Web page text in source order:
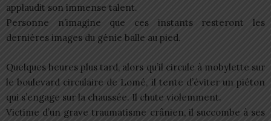
applaudit son immense talent.
Personne n’imagine que ces instants resteront les
dernières images du génie balle au pied.
Quelques heures plus tard, alors qu’il circule à mobylette sur
le boulevard circulaire de Lomé, il tente d’éviter un piéton
qui s’engage sur la chaussée. Il chute violemment.
Victime d’un grave traumatisme crânien, il succombe à ses